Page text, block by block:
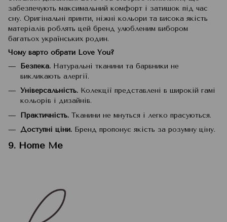
забезпечують максимальний комфорт і затишок під час
сну. Оригінальні принти, ніжні кольори та висока якість
матеріалів роблять цей бренд улюбленим вибором
багатьох українських родин.
Чому варто обрати Love You?
Безпека. Натуральні тканини та барвники не
викликають алергії.
Універсальність. Колекції представлені в широкій гамі
кольорів і дизайнів.
Практичність. Тканини не мнуться і легко прасуються.
Доступні ціни. Бренд пропонує якість за розумну ціну.
9. Home Me